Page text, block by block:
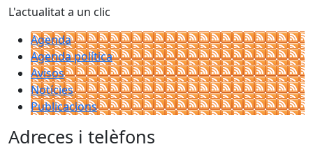
L'actualitat a un clic
Agenda
Agenda política
Avisos
Notícies
Publicacions
Adreces i telèfons